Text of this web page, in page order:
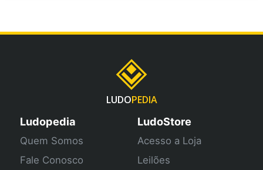
LUDOPEDIA
Ludopedia
Quem Somos
Fale Conosco
LudoStore
Acesso a Loja
Leilões